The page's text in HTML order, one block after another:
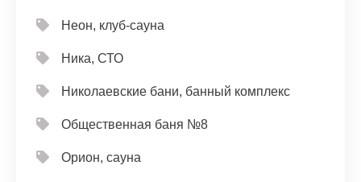
Неон, клуб-сауна
Ника, СТО
Николаевские бани, банный комплекс
Общественная баня №8
Орион, сауна